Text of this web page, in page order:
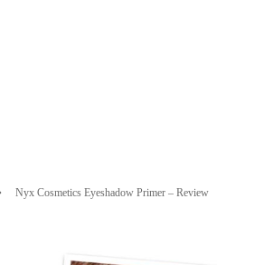
Nyx Cosmetics Eyeshadow Primer – Review